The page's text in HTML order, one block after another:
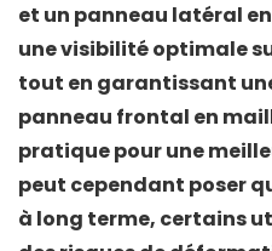
et un panneau latéral
une visibilité optimale
tout en garantissant
panneau frontal en
pratique pour une
peut cependant poser
à long terme, certains